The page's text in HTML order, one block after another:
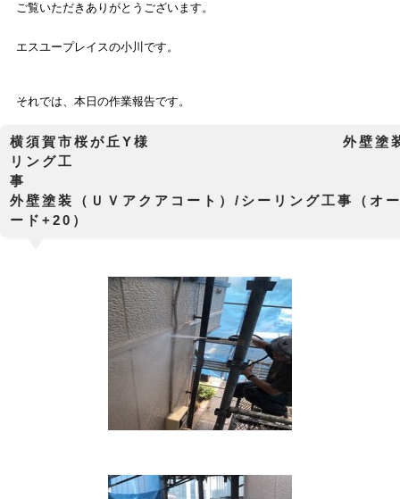
ご覧いただきありがとうございます。
エスユープレイスの小川です。
それでは、本日の作業報告です。
横須賀市桜が丘Y様 外壁塗装工
リング工
外壁塗装（ＵＶアクアコート）/シーリング工事（オ
ード+20）